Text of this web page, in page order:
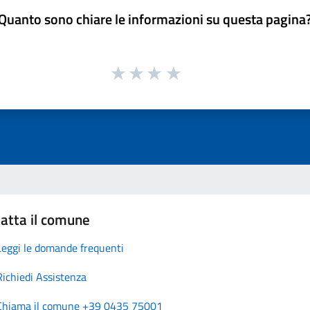
sono chiare le informazioni su questa
il comune
le domande frequenti
Assistenza
il comune +39 0435 75001